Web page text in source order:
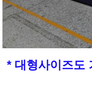
* 대형사이즈도